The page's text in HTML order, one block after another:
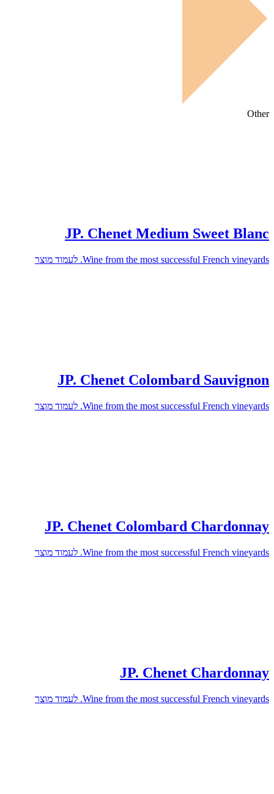
Other
JP. Chenet Medium Sweet Blanc
Wine from the most successful French vineyards. לעמוד מוצר
JP. Chenet Colombard Sauvignon
Wine from the most successful French vineyards. לעמוד מוצר
JP. Chenet Colombard Chardonnay
Wine from the most successful French vineyards. לעמוד מוצר
JP. Chenet Chardonnay
Wine from the most successful French vineyards. לעמוד מוצר